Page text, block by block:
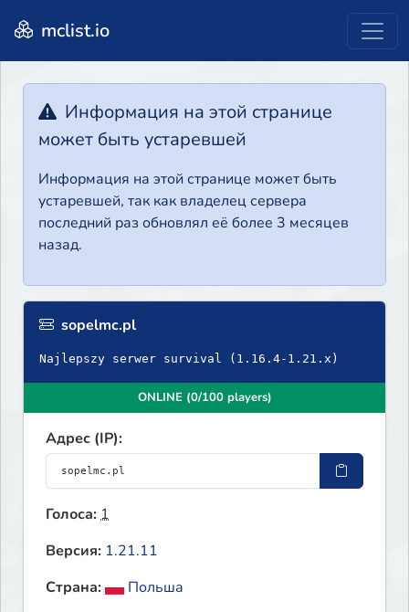
mclist.io
Информация на этой странице
может быть устаревшей
Информация на этой странице может быть
устаревшей, так как владелец сервера
последний раз обновлял её более 3 месяцев
назад.
sopelmc.pl
Najlepszy serwer survival (1.16.4-1.21.x)
ONLINE (0/100 players)
Адрес (IP):
Голоса:1
Версия: 1.21.11
Страна:
Польша